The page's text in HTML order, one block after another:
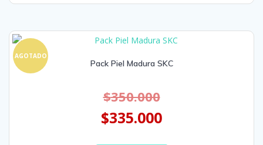
AGOTADO
Pack Piel Madura SKC
$350.000
$335.000